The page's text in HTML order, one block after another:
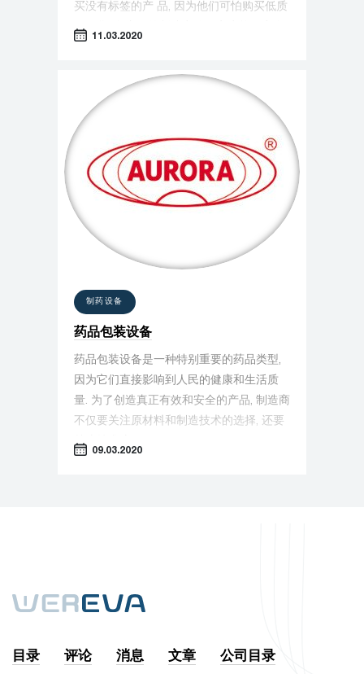
买没有标签的产 品, 因为他们可怕购买低质
量假货. 负责任的制造商确保客户能够完全
11.03.2020
制药设备
药品包装设备
药品包装设备是一种特别重要的药品类型,
因为它们直接影响到人民的健康和生活质
量. 为了创造真正有效和安全的产品, 制造商
不仅要关注原材料和制造技术的选择, 还要
关注技术流程的组织.
09.03.2020
目录 评论 消息 文章
公司目录